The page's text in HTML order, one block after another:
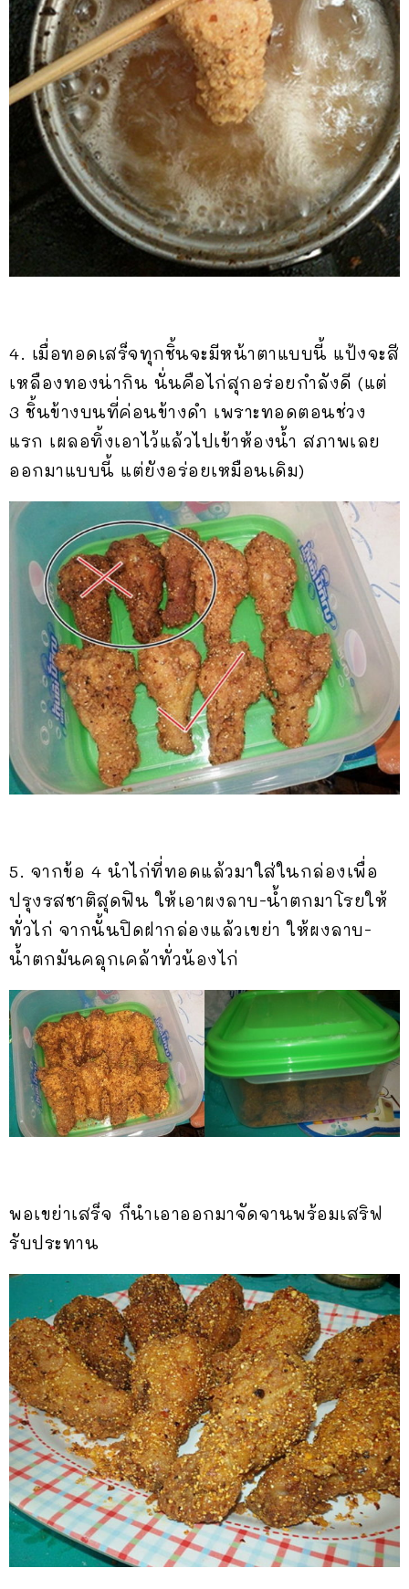
4. เมื่อทอดเสร็จทุกชิ้นจะมีหน้าตาแบบนี้ แป้งจะสี
เหลืองทองน่ากิน นั่นคือไก่สุกอร่อยกำลังดี (แต่
3 ชิ้นข้างบนที่ค่อนข้างดำ เพราะทอดตอนช่วง
แรก เผลอทิ้งเอาไว้แล้วไปเข้าห้องน้ำ สภาพเลย
ออกมาแบบนี้ แต่ยังอร่อยเหมือนเดิม)
5. จากข้อ 4 นำไก่ที่ทอดแล้วมาใส่ในกล่องเพื่อ
ปรุงรสชาติสุดฟิน ให้เอาผงลาบ-น้ำตกมาโรยให้
ทั่วไก่ จากนั้นปิดฝากล่องแล้วเขย่า ให้ผงลาบ-
น้ำตกมันคลุกเคล้าทั่วน้องไก่
พอเขย่าเสร็จ ก็นำเอาออกมาจัดจานพร้อมเสริฟ
รับประทาน